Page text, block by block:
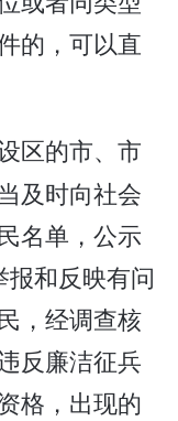
的，可以直
区的市、市
及时向社会
名单，公示
和反映有问
，经调查核
反廉洁征兵
格，出现的